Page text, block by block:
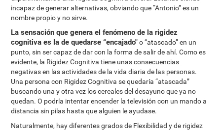
incapaz de generar alternativas, obviando que “Antonio” es un
nombre propio y no sirve.
La sensación que genera el fenómeno de la rigidez
cognitiva es la de quedarse “encajado"o “atascado” en un
punto, sin ser capaz de dar con la forma de salir de ahí. Como es
evidente, la Rigidez Cognitiva tiene unas consecuencias
negativas en las actividades de la vida diaria de las personas.
Una persona con Rigidez Cognitiva se quedaría “atascada”
buscando una y otra vez los cereales del desayuno que ya no
quedan. O podría intentar encender la televisión con un mando a
distancia sin pilas hasta que alguien le ayudase.
Naturalmente, hay diferentes grados de Flexibilidad y de rigidez